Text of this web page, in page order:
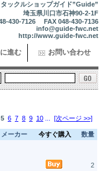
タックルショップガイド”Guide”
埼玉県川口市石神90-2-1F
430-7126 FAX 048-430-7136
info@guide-fwc.net
http://www.guide-fwc.net
進む お問い合わせ
5 6 7 8 9 10 [次ページ >>]
メーカー 今すぐ購入 数量
2